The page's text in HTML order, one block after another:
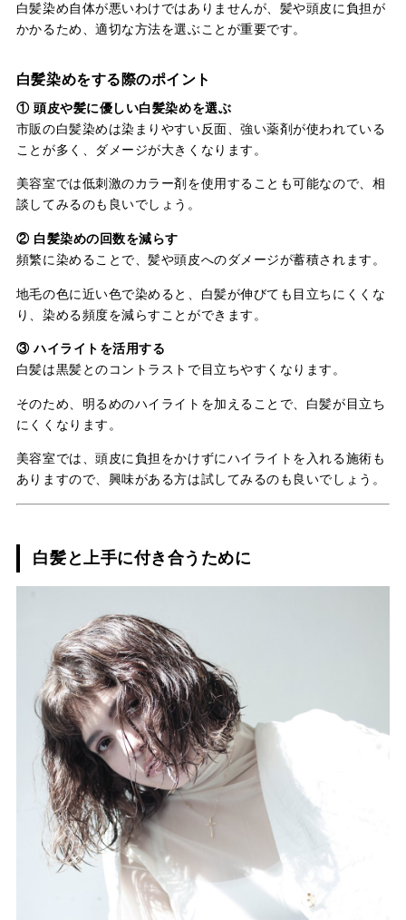
白髪染め自体が悪いわけではありませんが、髪や頭皮に負担が
かかるため、適切な方法を選ぶことが重要です。
白髪染めをする際のポイント
① 頭皮や髪に優しい白髪染めを選ぶ
市販の白髪染めは染まりやすい反面、強い薬剤が使われている
ことが多く、ダメージが大きくなります。
美容室では低刺激のカラー剤を使用することも可能なので、相
談してみるのも良いでしょう。
② 白髪染めの回数を減らす
頻繁に染めることで、髪や頭皮へのダメージが蓄積されます。
地毛の色に近い色で染めると、白髪が伸びても目立ちにくくな
り、染める頻度を減らすことができます。
③ ハイライトを活用する
白髪は黒髪とのコントラストで目立ちやすくなります。
そのため、明るめのハイライトを加えることで、白髪が目立ち
にくくなります。
美容室では、頭皮に負担をかけずにハイライトを入れる施術も
ありますので、興味がある方は試してみるのも良いでしょう。
白髪と上手に付き合うために